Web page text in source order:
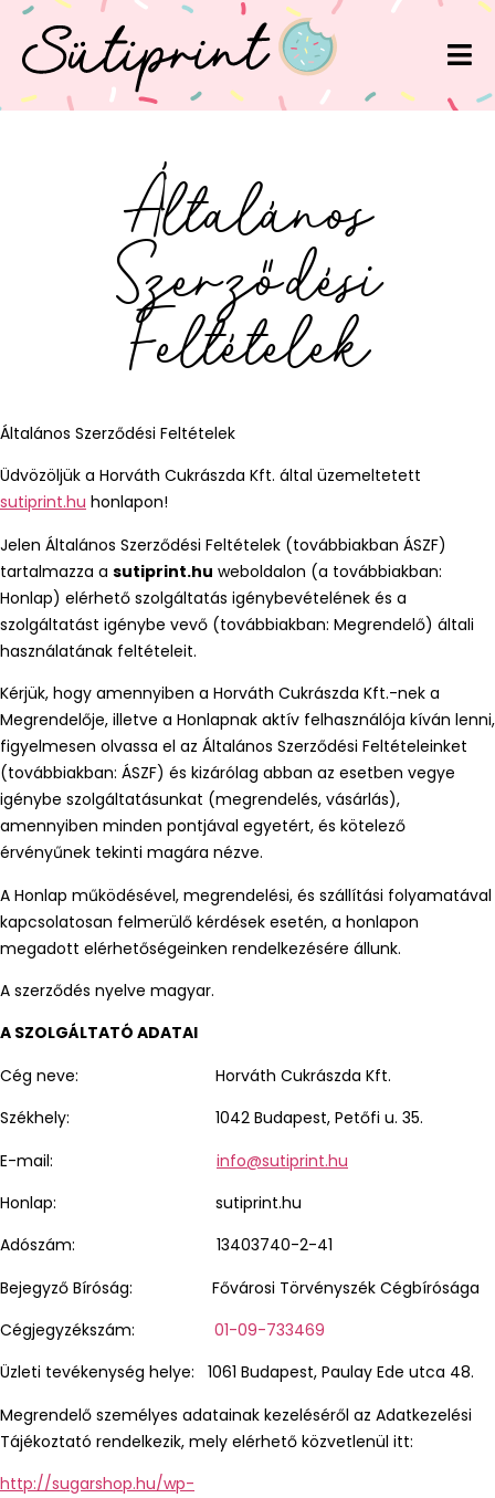
Általános
Szerződési
Feltételek
Általános Szerződési Feltételek
Üdvözöljük a Horváth Cukrászda Kft. által üzemeltetett
sutiprint.hu honlapon!
Jelen Általános Szerződési Feltételek (továbbiakban ÁSZF)
tartalmazza a sutiprint.hu weboldalon (a továbbiakban:
Honlap) elérhető szolgáltatás igénybevételének és a
szolgáltatást igénybe vevő (továbbiakban: Megrendelő) általi
használatának feltételeit.
Kérjük, hogy amennyiben a Horváth Cukrászda Kft.-nek a
Megrendelője, illetve a Honlapnak aktív felhasználója kíván lenni,
figyelmesen olvassa el az Általános Szerződési Feltételeinket
(továbbiakban: ÁSZF) és kizárólag abban az esetben vegye
igénybe szolgáltatásunkat (megrendelés, vásárlás),
amennyiben minden pontjával egyetért, és kötelező
érvényűnek tekinti magára nézve.
A Honlap működésével, megrendelési, és szállítási folyamatával
kapcsolatosan felmerülő kérdések esetén, a honlapon
megadott elérhetőségeinken rendelkezésére állunk.
A szerződés nyelve magyar.
A SZOLGÁLTATÓ ADATAI
Cég neve: Horváth Cukrászda Kft.
Székhely: 1042 Budapest, Petőfi u. 35.
E-mail: info@sutiprint.hu
Honlap: sutiprint.hu
Adószám: 13403740-2-41
Bejegyző Bíróság: Fővárosi Törvényszék Cégbírósága
Cégjegyzékszám: 01-09-733469
Üzleti tevékenység helye: 1061 Budapest, Paulay Ede utca 48.
Megrendelő személyes adatainak kezeléséről az Adatkezelési
Tájékoztató rendelkezik, mely elérhető közvetlenül itt:
http://sugarshop.hu/wp-